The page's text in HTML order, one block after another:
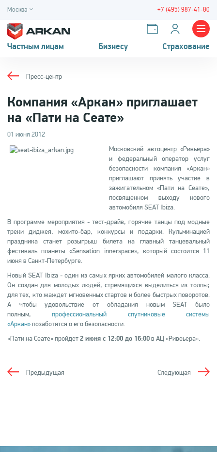
Москва +7 (495) 987-41-80
Частным лицам Бизнесу Страхование
Пресс-центр
Компания «Аркан» приглашает
на «Пати на Сеате»
01 июня 2012
Московский автоцентр «Ривьера»
и федеральный оператор услуг
безопасности компания «Аркан»
приглашают принять участие в
зажигательном «Пати на Сеате»,
посвященном выходу нового
автомобиля SEAT Ibiza.
В программе мероприятия - тест-драйв, горячие танцы под модные
треки диджея, мохито-бар, конкурсы и подарки. Кульминацией
праздника станет розыгрыш билета на главный танцевальный
фестиваль планеты «Sensation innerspace», который состоится 11
июня в Санкт-Петербурге.
Новый SEAT Ibiza - один из самых ярких автомобилей малого класса.
Он создан для молодых людей, стремящихся выделиться из толпы;
для тех, кто жаждет мгновенных стартов и более быстрых поворотов.
А чтобы удовольствие от обладания новым SEAT было
полным,профессиональный спутниковые системы
«Аркан»позаботятся о его безопасности.
«Пати на Сеате» пройдет2 июня с 12:00 до 16:00в АЦ «Ривеьера».
Следующая
Предыдущая